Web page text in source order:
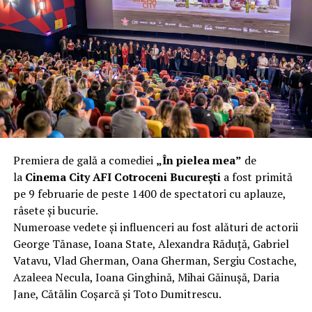
40 km/h. Nu s-a prăbușit, dar s-a deformat atât de tare
încât nu a mai putut fi pliat. Proprietarul l-a aruncat la
fier vechi a doua zi. Asta ca să fie clar de la început: nu
vorbim despre preferințe estetice, ci despre
funcționalitate reală.
Aluminiul, pe scurt: ușor,
rezistent la coroziune, dar cu
nuanțe
Aluminiul e materialul care apare primul în conversație
când cineva caută un pavilion ușor. Și pe bună dreptate.
Densitatea aluminiului e de aproximativ 2,7 g/cm³, față
de circa 7,8 g/cm³ pentru oțel. Practic, la un volum
identic, aluminiul cântărește cam o treime din greutatea
oțelului. Pentru oricine transportă, montează și
demontează frecvent o structură, diferența asta se
Premiera de gală a comediei „În pielea mea” de
la Cinema City AFI Cotroceni Bucureștia fost primită
pe 9 februarie de peste 1400 de spectatori cu aplauze,
râsete și bucurie.
Numeroase vedete și influenceri au fost alături de actorii
George Tănase, Ioana State, Alexandra Răduță, Gabriel
Vatavu, Vlad Gherman, Oana Gherman, Sergiu Costache,
Azaleea Necula, Ioana Ginghină, Mihai Găinușă, Daria
Jane, Cătălin Coșarcă și Toto Dumitrescu.